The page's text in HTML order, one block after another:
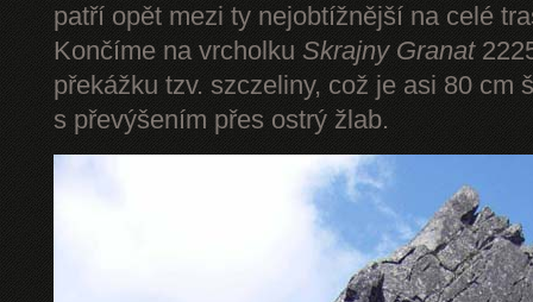
patří opět mezi ty nejobtížnější na celé
Končíme na vrcholku Skrajny Granat
překážku tzv. szczeliny, což je asi 80 cm
s převýšením přes ostrý žlab.